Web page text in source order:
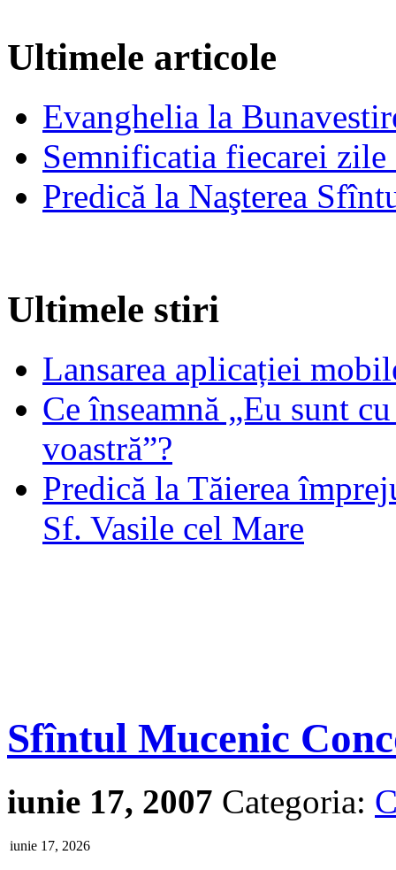
Ultimele articole
Evanghelia la
Semnificatia fiecarei
Predică la Naşterea
Ultimele stiri
Lansarea aplicației
Ce înseamnă „Eu sunt
voastră”?
Predică la Tăierea
Sf. Vasile cel Mare
Sfîntul Mucenic
iunie 17, 2007 Categoria:
iunie 17, 2026